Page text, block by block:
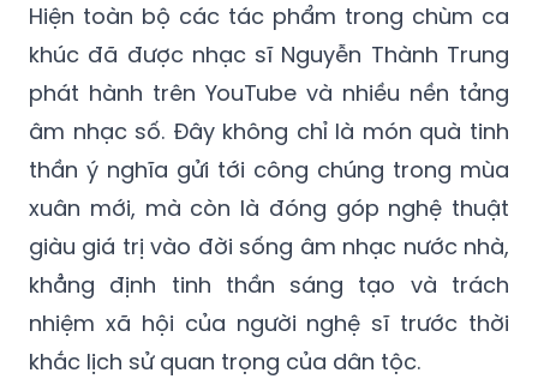
Hiện toàn bộ các tác phẩm trong chùm ca
khúc đã được nhạc sĩ Nguyễn Thành Trung
phát hành trên YouTube và nhiều nền tảng
âm nhạc số. Đây không chỉ là món quà tinh
thần ý nghĩa gửi tới công chúng trong mùa
xuân mới, mà còn là đóng góp nghệ thuật
giàu giá trị vào đời sống âm nhạc nước nhà,
khẳng định tinh thần sáng tạo và trách
nhiệm xã hội của người nghệ sĩ trước thời
khắc lịch sử quan trọng của dân tộc.